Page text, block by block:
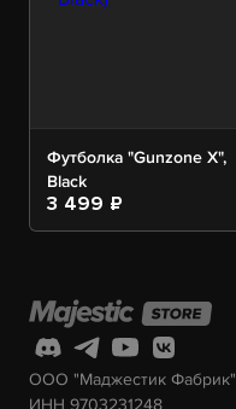
Футболка "Gunzone X",
Black
3 499 ₽
ООО "Маджестик Фабрик"
ИНН 9703231248